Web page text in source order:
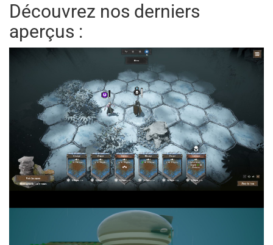
Découvrez nos derniers
aperçus :